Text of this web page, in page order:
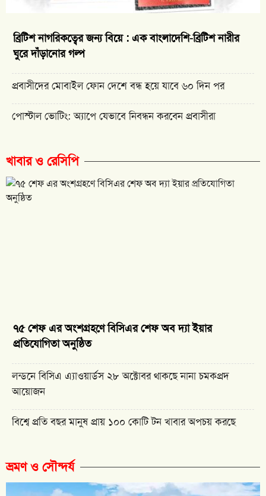
ব্রিটিশ নাগরিকত্বের জন্য বিয়ে : এক বাংলাদেশি-ব্রিটিশ নারীর
ঘুরে দাঁড়ানোর গল্প
প্রবাসীদের মোবাইল ফোন দেশে বন্ধ হয়ে যাবে ৬০ দিন পর
পোস্টাল ভোটিং: অ্যাপে যেভাবে নিবন্ধন করবেন প্রবাসীরা
খাবার ও রেসিপি
৭৫ শেফ এর অংশগ্রহণে বিসিএর শেফ অব দ্যা ইয়ার
প্রতিযোগিতা অনুষ্ঠিত
লন্ডনে বিসিএ এ্যাওয়ার্ডস ২৮ অক্টোবর থাকছে নানা চমকপ্রদ
আয়োজন
বিশ্বে প্রতি বছর মানুষ প্রায় ১০০ কোটি টন খাবার অপচয় করছে
ভ্রমণ ও সৌন্দর্য